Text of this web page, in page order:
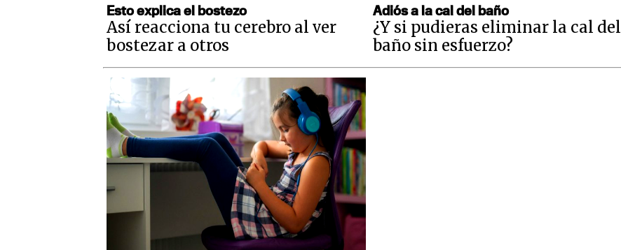
Esto explica el bostezo
Así reacciona tu cerebro al ver
bostezar a otros
Adiós a la cal del baño
¿Y si pudieras eliminar la cal del
baño sin esfuerzo?